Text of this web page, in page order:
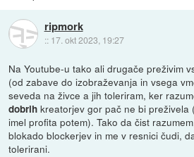
ripmork
:: 17. okt 2023, 19:27
Na Youtube-u tako ali drugače preživim
(od zabave do izobraževanja in vsega
seveda na živce a jih toleriram, ker
dobrih kreatorjev gor pač ne bi preživela
imel profita potem). Tako da čist
blokado blockerjev in me v resnici čudi,
tolerirani.